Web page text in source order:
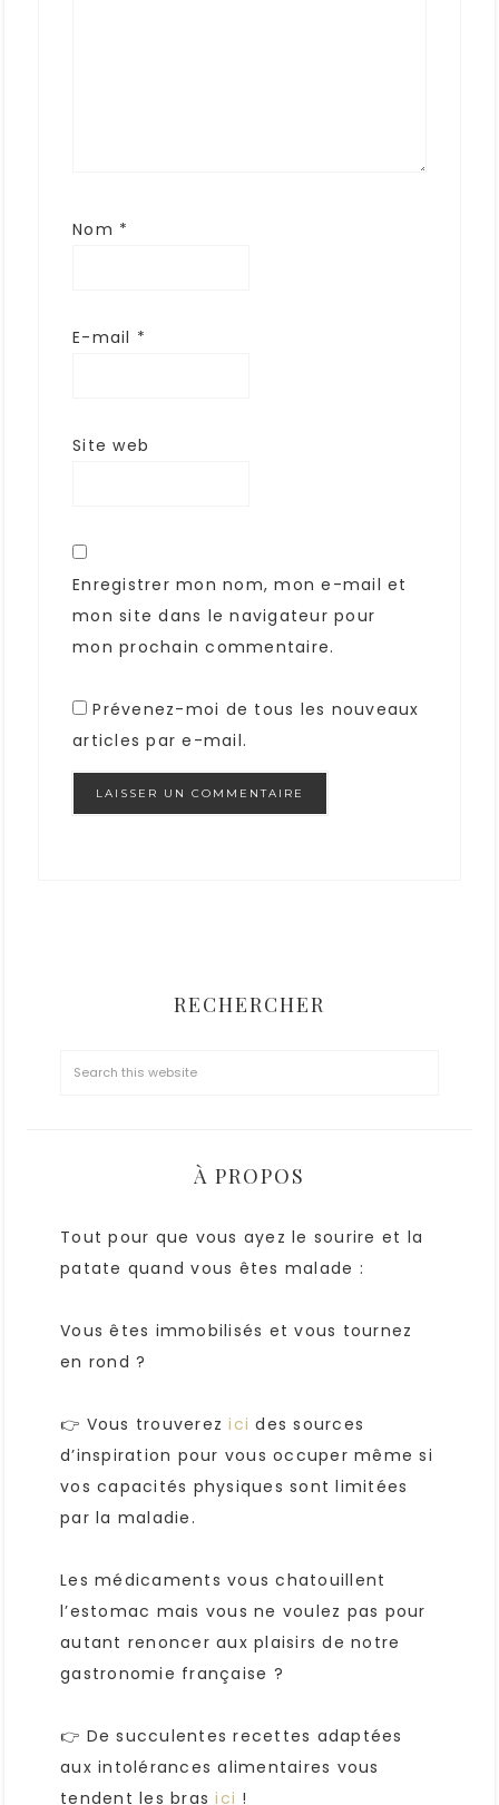
Nom *
E-mail *
Site web
Enregistrer mon nom, mon e-mail et
mon site dans le navigateur pour
mon prochain commentaire.
Prévenez-moi de tous les nouveaux
articles par e-mail.
RECHERCHER
À PROPOS
Tout pour que vous ayez le sourire et la
patate quand vous êtes malade :
Vous êtes immobilisés et vous tournez
en rond ?
👉 Vous trouverezicides sources
d’inspiration pour vous occuper même si
vos capacités physiques sont limitées
par la maladie.
Les médicaments vous chatouillent
l’estomac mais vous ne voulez pas pour
autant renoncer aux plaisirs de notre
gastronomie française ?
👉 De succulentes recettes adaptées
aux intolérances alimentaires vous
tendent les brasici !